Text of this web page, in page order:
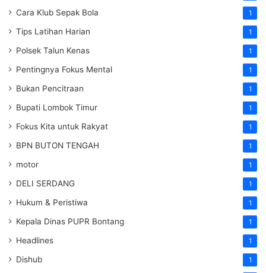
Cara Klub Sepak Bola 1
Tips Latihan Harian 1
Polsek Talun Kenas 1
Pentingnya Fokus Mental 1
Bukan Pencitraan 1
Bupati Lombok Timur 1
Fokus Kita untuk Rakyat 1
BPN BUTON TENGAH 1
motor 1
DELI SERDANG 1
Hukum & Peristiwa 1
Kepala Dinas PUPR Bontang 1
Headlines 1
Dishub 1